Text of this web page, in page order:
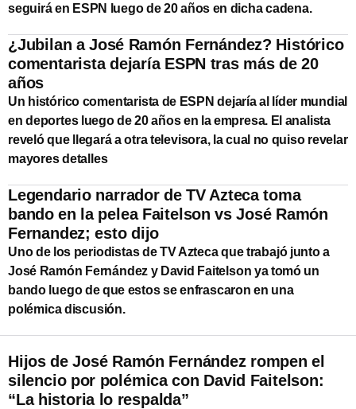
seguirá en ESPN luego de 20 años en dicha cadena.
¿Jubilan a José Ramón Fernández? Histórico
comentarista dejaría ESPN tras más de 20
años
Un histórico comentarista de ESPN dejaría al líder mundial
en deportes luego de 20 años en la empresa. El analista
reveló que llegará a otra televisora, la cual no quiso revelar
mayores detalles
Legendario narrador de TV Azteca toma
bando en la pelea Faitelson vs José Ramón
Fernandez; esto dijo
Uno de los periodistas de TV Azteca que trabajó junto a
José Ramón Fernández y David Faitelson ya tomó un
bando luego de que estos se enfrascaron en una
polémica discusión.
Hijos de José Ramón Fernández rompen el
silencio por polémica con David Faitelson:
“La historia lo respalda”